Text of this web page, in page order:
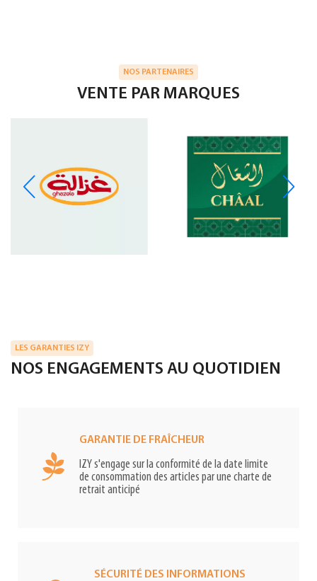
NOS PARTENAIRES
VENTE PAR MARQUES
LES GARANTIES IZY
NOS ENGAGEMENTS AU QUOTIDIEN
GARANTIE DE FRAÎCHEUR
IZY s'engage sur la conformité de la date limite
de consommation des articles par une charte de
retrait anticipé
SÉCURITÉ DES INFORMATIONS